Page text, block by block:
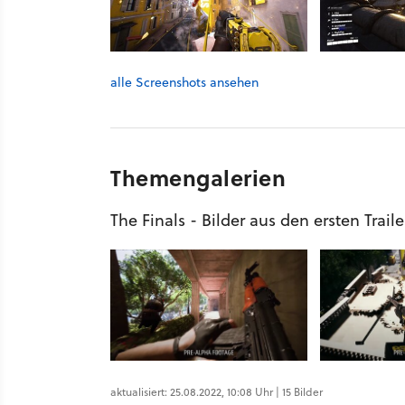
alle Screenshots ansehen
Themengalerien
The Finals - Bilder aus den ersten
aktualisiert: 25.08.2022, 10:08 Uhr | 15 Bilder